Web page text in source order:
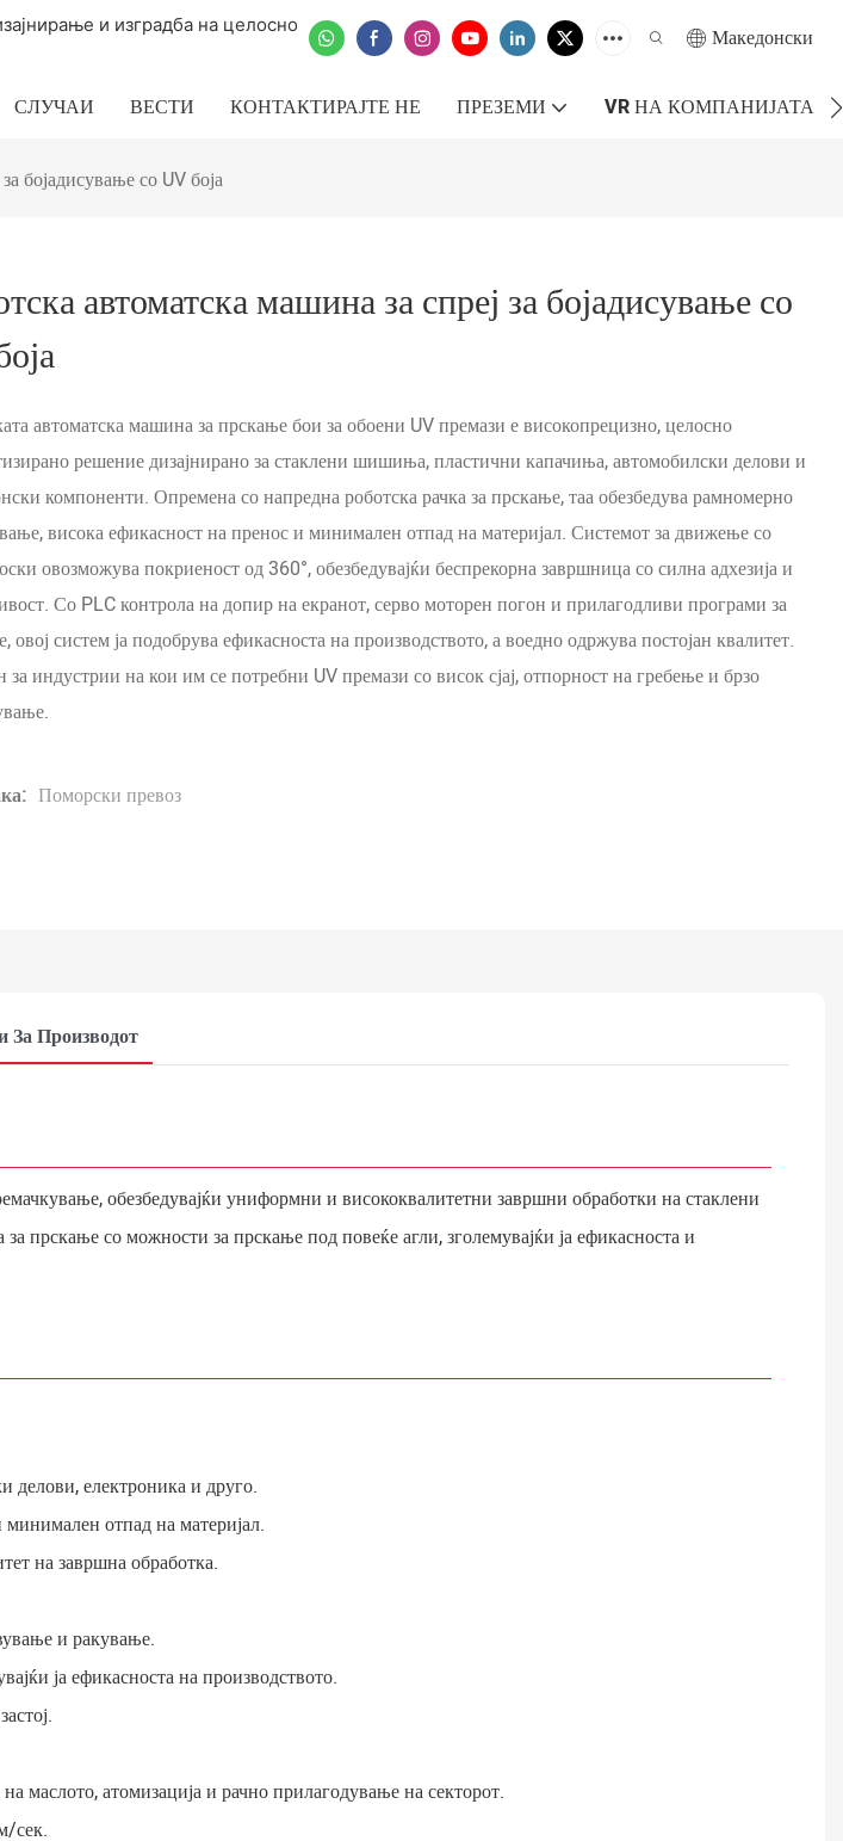
и изградба на целосно
Македонски
СЛУЧАИ ВЕСТИ КОНТАКТИРАЈТЕ НЕ ПРЕЗЕМИ VR НА КОМПАНИЈАТА
бојадисување со UV боја
автоматска машина за спреј за бојадисување со
автоматска машина за прскање бои за обоени UV премази е високопрецизно, целосно
решение дизајнирано за стаклени шишиња, пластични капачиња, автомобилски делови и
компоненти. Опремена со напредна роботска рачка за прскање, таа обезбедува рамномерно
висока ефикасност на пренос и минимален отпад на материјал. Системот за движење со
овозможува покриеност од 360°, обезбедувајќи беспрекорна завршница со силна адхезија и
Со PLC контрола на допир на екранот, серво моторен погон и прилагодливи програми за
овој систем ја подобрува ефикасноста на производството, а воедно одржува постојан квалитет.
за индустрии на кои им се потребни UV премази со висок сјај, отпорност на гребење и брзо
Поморски превоз
За Производот
обезбедувајќи униформни и висококвалитетни завршни обработки на стаклени
со можности за прскање под повеќе агли, зголемувајќи ја ефикасноста и
електроника и друго.
отпад на материјал.
на завршна обработка.
и ракување.
ја ефикасноста на производството.
маслото, атомизација и рачно прилагодување на секторот.
сек.